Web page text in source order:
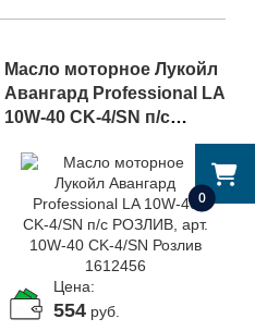
0
Масло моторное Лукойл
Авангард Professional LA
10W-40 CK-4/SN п/с
РОЗЛИВ, арт. 10W-40 CK-
4/SN Розлив 1612456
Цена:
554 руб.